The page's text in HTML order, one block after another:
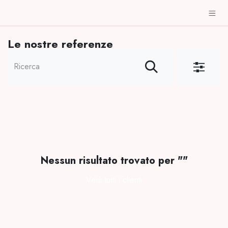
Le nostre referenze
Nessun risultato trovato per ""